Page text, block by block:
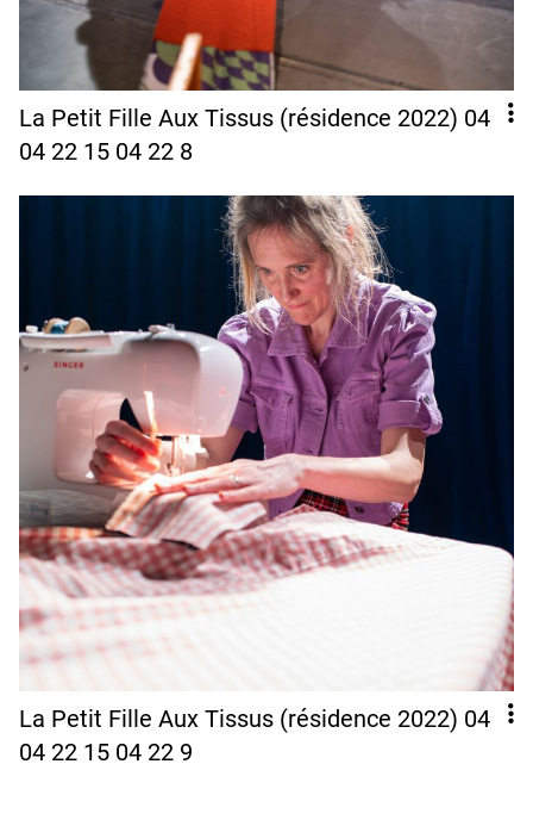
La Petit Fille Aux Tissus (résidence 2022) 04
04 22 15 04 22 8
La Petit Fille Aux Tissus (résidence 2022) 04
04 22 15 04 22 9